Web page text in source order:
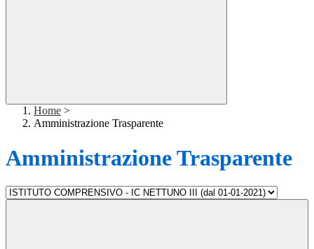
Home >
Amministrazione Trasparente
Amministrazione Trasparente